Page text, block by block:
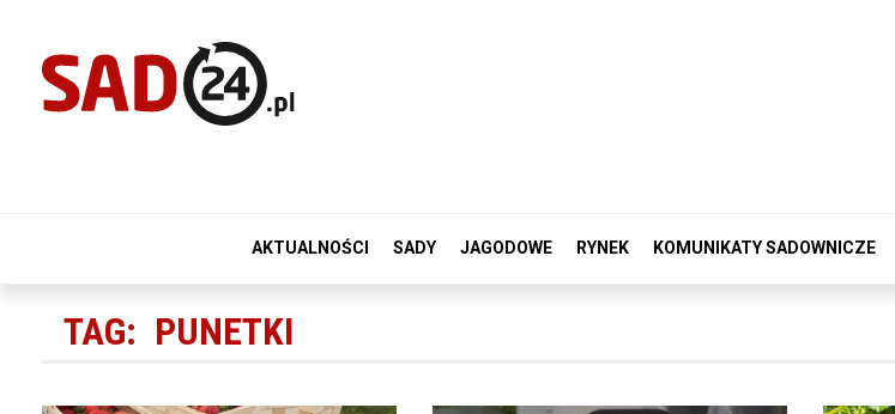
AKTUALNOŚCI SADY JAGODOWE RYNEK KOMUNIKATY SADOWNICZE
TAG: PUNETKI